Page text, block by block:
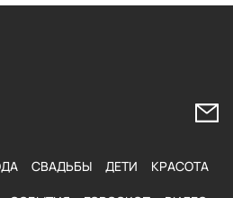
СВАДЬБЫ ДЕТИ КРАСОТА